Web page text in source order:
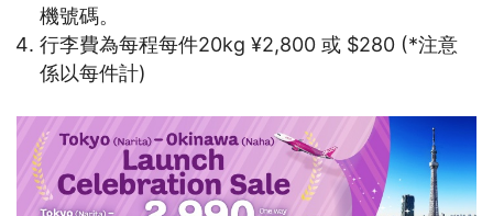
機號碼。
行李費為每程每件20kg ¥2,800 或 $280 (*注意
係以每件計)